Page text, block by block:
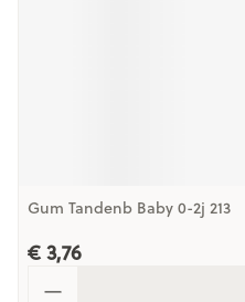
Gum Tandenb Baby 0-2j 213
€ 3,76